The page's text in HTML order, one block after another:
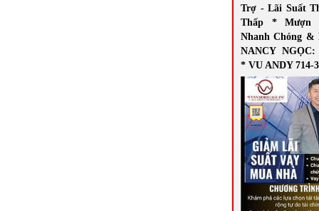
Trợ - Lãi Suất
Thấp * Mượn
Nhanh Chóng &
NANCY NGỌC:
* VU ANDY 714-